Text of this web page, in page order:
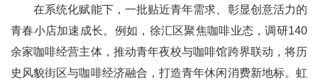
在系统化赋能下，一批贴近青年需求、彰显创意活力的
青春小店加速成长。例如，徐汇区聚焦咖啡业态，调研140
余家咖啡经营主体，推动青年夜校与咖啡馆跨界联动，将历
史风貌街区与咖啡经济融合，打造青年休闲消费新地标。虹